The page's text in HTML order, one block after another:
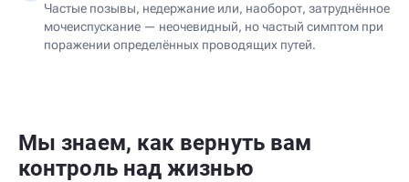
Частые позывы, недержание или, наоборот, затруднённое
мочеиспускание — неочевидный, но частый симптом при
поражении определённых проводящих путей.
Мы знаем, как вернуть вам
контроль над жизнью